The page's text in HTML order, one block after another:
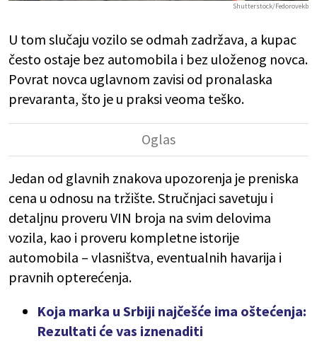
Shutterstock/Fedorovekb
U tom slučaju vozilo se odmah zadržava, a kupac
često ostaje bez automobila i bez uloženog novca.
Povrat novca uglavnom zavisi od pronalaska
prevaranta, što je u praksi veoma teško.
Jedan od glavnih znakova upozorenja je preniska
cena u odnosu na tržište. Stručnjaci savetuju i
detaljnu proveru VIN broja na svim delovima
vozila, kao i proveru kompletne istorije
automobila – vlasništva, eventualnih havarija i
pravnih opterećenja.
Koja marka u Srbiji najčešće ima oštećenja:
Rezultati će vas iznenaditi